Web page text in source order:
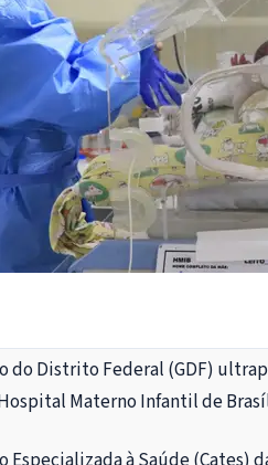
do Distrito Federal (GDF)
Materno Infantil de